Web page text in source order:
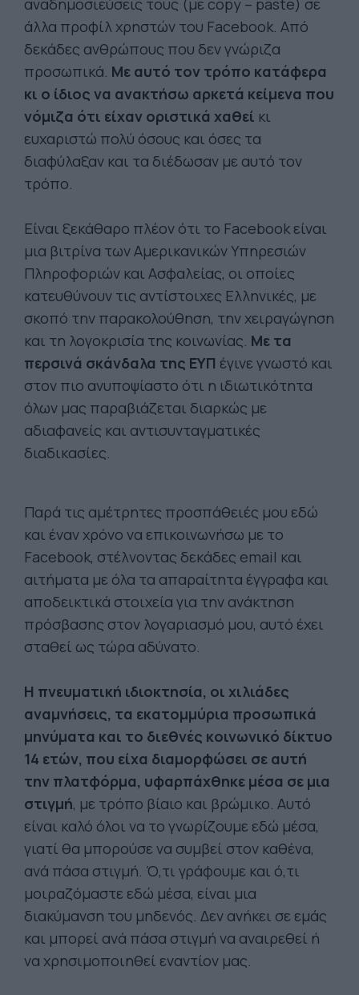
αναδημοσιεύσεις τους (με copy – paste) σε
άλλα προφίλ χρηστών του Facebook. Από
δεκάδες ανθρώπους που δεν γνώριζα
προσωπικά. Με αυτό τον τρόπο κατάφερα
κι ο ίδιος να ανακτήσω αρκετά κείμενα που
νόμιζα ότι είχαν οριστικά χαθεί κι
ευχαριστώ πολύ όσους και όσες τα
διαφύλαξαν και τα διέδωσαν με αυτό τον
τρόπο.
Είναι ξεκάθαρο πλέον ότι το Facebook είναι
μια βιτρίνα των Αμερικανικών Υπηρεσιών
Πληροφοριών και Ασφαλείας, οι οποίες
κατευθύνουν τις αντίστοιχες Ελληνικές, με
σκοπό την παρακολούθηση, την χειραγώγηση
και τη λογοκρισία της κοινωνίας. Με τα
περσινά σκάνδαλα της ΕΥΠ έγινε γνωστό και
στον πιο ανυποψίαστο ότι η ιδιωτικότητα
όλων μας παραβιάζεται διαρκώς με
αδιαφανείς και αντισυνταγματικές
διαδικασίες.
Παρά τις αμέτρητες προσπάθειές μου εδώ
και έναν χρόνο να επικοινωνήσω με το
Facebook, στέλνοντας δεκάδες email και
αιτήματα με όλα τα απαραίτητα έγγραφα και
αποδεικτικά στοιχεία για την ανάκτηση
πρόσβασης στον λογαριασμό μου, αυτό έχει
σταθεί ως τώρα αδύνατο.
Η πνευματική ιδιοκτησία, οι χιλιάδες
αναμνήσεις, τα εκατομμύρια προσωπικά
μηνύματα και το διεθνές κοινωνικό δίκτυο
14 ετών, που είχα διαμορφώσει σε αυτή
την πλατφόρμα, υφαρπάχθηκε μέσα σε μια
στιγμή, με τρόπο βίαιο και βρώμικο. Αυτό
είναι καλό όλοι να το γνωρίζουμε εδώ μέσα,
γιατί θα μπορούσε να συμβεί στον καθένα,
ανά πάσα στιγμή. Ό,τι γράφουμε και ό,τι
μοιραζόμαστε εδώ μέσα, είναι μια
διακύμανση του μηδενός. Δεν ανήκει σε εμάς
και μπορεί ανά πάσα στιγμή να αναιρεθεί ή
να χρησιμοποιηθεί εναντίον μας.